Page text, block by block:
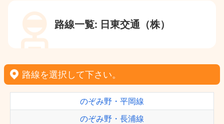
路線一覧: 日東交通（株）
路線を選択して下さい。
のぞみ野・平岡線
のぞみ野・長浦線